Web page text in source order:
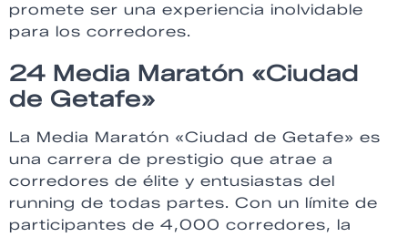
promete ser una experiencia inolvidable
para los corredores.
24 Media Maratón «Ciudad
de Getafe»
La Media Maratón «Ciudad de Getafe» es
una carrera de prestigio que atrae a
corredores de élite y entusiastas del
running de todas partes. Con un límite de
participantes de 4,000 corredores, la